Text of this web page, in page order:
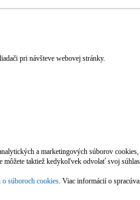
Viac informácií